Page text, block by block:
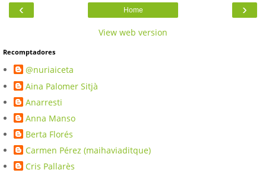
‹ ›
Home
View web version
Recomptadores
@nuriaiceta
Aina Palomer Sitjà
Anarresti
Anna Manso
Berta Florés
Carmen Pérez (maihaviaditque)
Cris Pallarès